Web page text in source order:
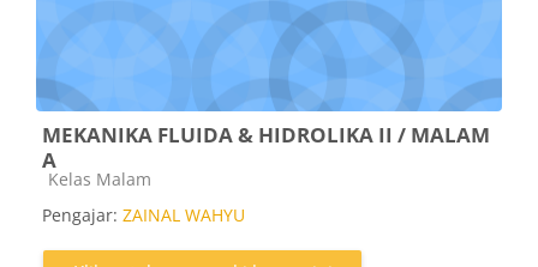
MEKANIKA FLUIDA & HIDROLIKA II / MALAM
A
Kategori kursus
Kelas Malam
Pengajar: ZAINAL WAHYU